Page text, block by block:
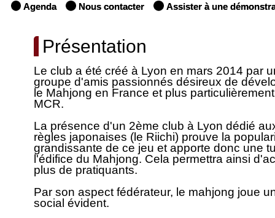
Agenda Nous contacter Assister à une
Présentation
Le club a été créé à Lyon en mars 2014 par
groupe d'amis passionnés désireux de
le Mahjong en France et plus
MCR.
La présence d'un 2ème club à Lyon dédié
règles japonaises (le Riichi) prouve la
grandissante de ce jeu et apporte donc une
l'édifice du Mahjong. Cela permettra ainsi
plus de pratiquants.
Par son aspect fédérateur, le mahjong joue
social évident.